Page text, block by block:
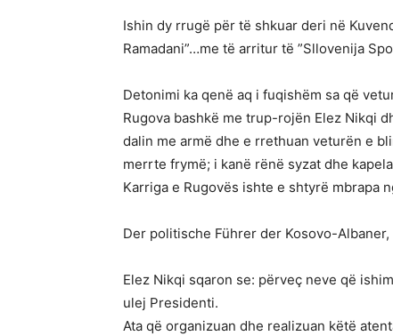
Ishin dy rrugë për të shkuar deri në
Ramadani”…me të arritur të ”Sllovenija
Detonimi ka qenë aq i fuqishëm sa që
Rugova bashkë me trup-rojën Elez Nikqi
dalin me armë dhe e rrethuan veturën e
merrte frymë; i kanë rënë syzat dhe
Karriga e Rugovës ishte e shtyrë mbrapa
Der politische Führer der Kosovo-
Elez Nikqi sqaron se: përveç neve që
ulej Presidenti.
Ata që organizuan dhe realizuan këtë